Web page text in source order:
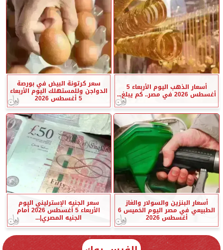
أسعار الذهب اليوم الأربعاء 5
أغسطس 2026 في مصر.. كم يبلغ...
سعر كرتونة البيض في بورصة
الدواجن وللمستهلك اليوم الأربعاء
5 أغسطس 2026
أسعار البنزين والسولار والغاز
الطبيعي في مصر اليوم الخميس 6
أغسطس 2026
سعر الجنيه الإسترليني اليوم
الأربعاء 5 أغسطس 2026 أمام
الجنيه المصري|...